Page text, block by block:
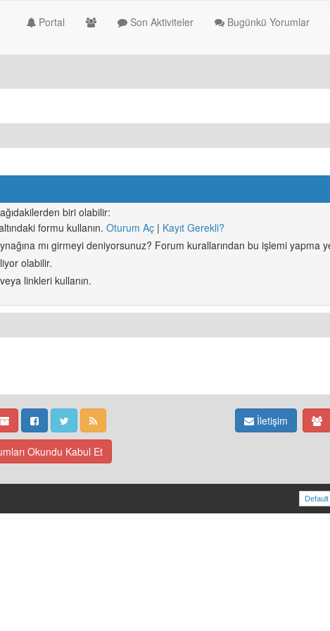
Portal Son Aktiviteler Bugünkü Yorumlar
biri olabilir:
formu kullanın. Oturum Aç | Kayıt Gerekli?
mı girmeyi deniyorsunuz? Forum kurallarından bu işlemi yapma
olabilir.
linkleri kullanın.
Okundu Kabul Et
İletişim